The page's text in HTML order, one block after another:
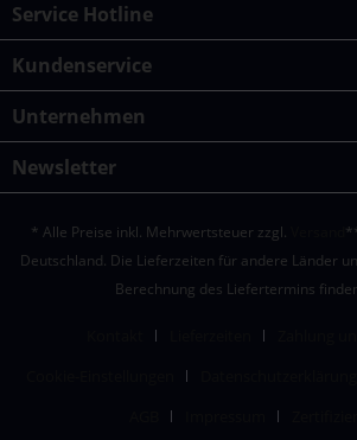
Service Hotline
Kundenservice
Unternehmen
Newsletter
* Alle Preise inkl. Mehrwertsteuer zzgl.
Deutschland. Die Lieferzeiten für andere Länder
Berechnung des Liefertermins